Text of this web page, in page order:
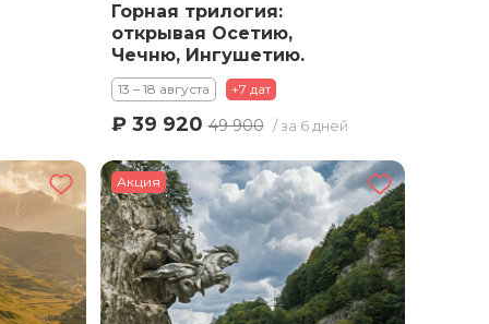
Горная трилогия:
открывая Осетию,
Чечню, Ингушетию.
13 – 18 августа +7 дат
₽ 39 92049 900 / за 6 дней
Акция